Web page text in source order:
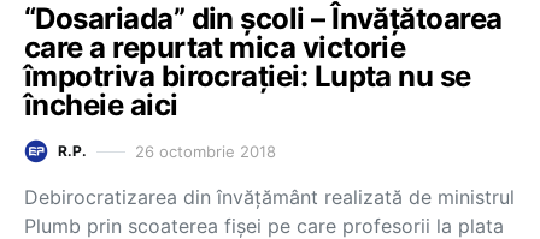
“Dosariada” din școli – Învățătoarea
care a repurtat mica victorie
împotriva birocrației: Lupta nu se
încheie aici
R.P. 26 octombrie 2018
Debirocratizarea din învățământ realizată de ministrul
Plumb prin scoaterea fișei pe care profesorii la plata